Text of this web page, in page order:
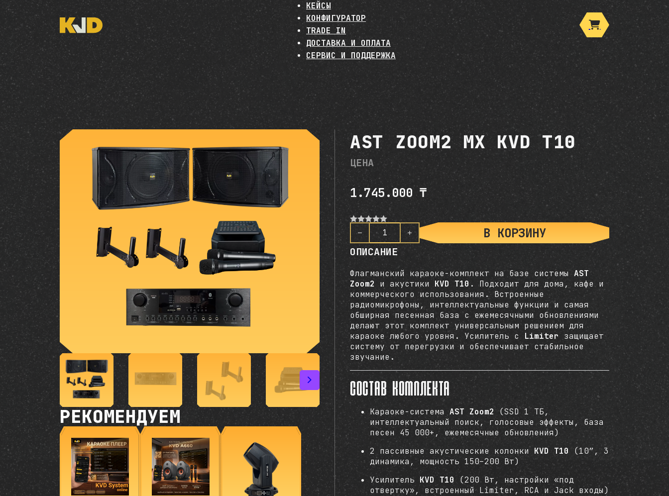
КЕЙСЫ
КОНФИГУРАТОР
TRADE IN
ДОСТАВКА И ОПЛАТА
СЕРВИС И ПОДДЕРЖКА
РЕКОМЕНДУЕМ
AST ZOOM2 MX KVD T10
ЦЕНА
1.745.000₸
е
н
к
а
0
и
з
5
Количество товара AST ZOOM2 MX KVD T10
В КОРЗИНУ
ОПИСАНИЕ
Флагманский караоке-комплект на базе системы AST
Zoom2 и акустики KVD T10 . Подходит для дома, кафе и
коммерческого использования. Встроенные
радиомикрофоны, интеллектуальные функции и самая
обширная песенная база с ежемесячными обновлениями
делают этот комплект универсальным решением для
караоке любого уровня. Усилитель с Limiter защищает
систему от перегрузки и обеспечивает стабильное
звучание.
Состав комплекта
Караоке-система AST Zoom2 (SSD 1 ТБ,
интеллектуальный поиск, голосовые эффекты, база
песен 45 000+, ежемесячные обновления)
2 пассивные акустические колонки KVD T10 (10″, 3
динамика, мощность 150–200 Вт)
Усилитель KVD T10 (200 Вт, настройки «под
отвертку», встроенный Limiter, RCA и Jack входы)